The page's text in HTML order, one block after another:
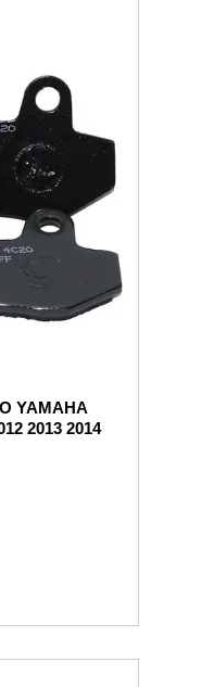
YAMAHA
2013 2014